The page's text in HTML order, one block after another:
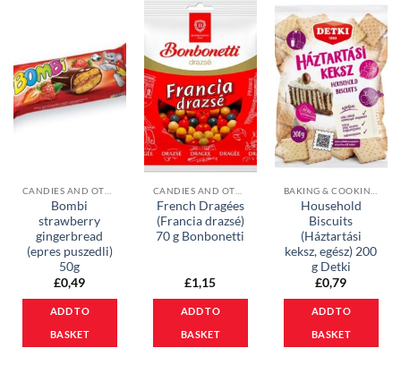
Bombi
strawberry
gingerbread
(epres puszedli)
50g
£0,49
ADD TO
BASKET
French Dragées
(Francia drazsé)
70 g Bonbonetti
£1,15
ADD TO
BASKET
Household
Biscuits
(Háztartási
keksz, egész) 200
g Detki
£0,79
ADD TO
BASKET